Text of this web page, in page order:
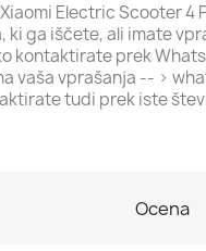
Electric Scooter 4
ki ga iščete, ali imate
kontaktirate prek
vaša vprašanja -- >
tudi prek iste
Ocena